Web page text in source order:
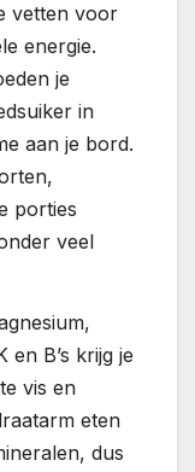
vetten voor
energie.
je
in
aan je bord.
porties
veel
en B’s krijg je
vis en
eten
dus